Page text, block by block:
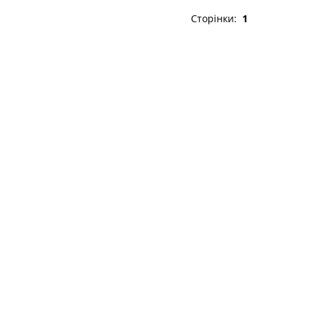
Сторінки: 1